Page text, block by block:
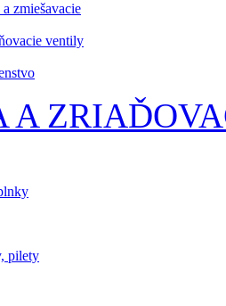
zmiešavacie
ventily
A
pilety